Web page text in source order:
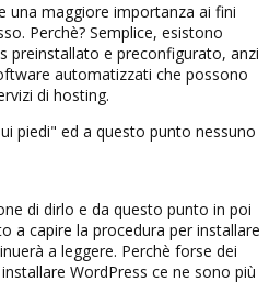
una maggiore importanza ai fini
Perchè? Semplice, esistono
preinstallato e preconfigurato, anzi
automatizzati che possono
di hosting.
piedi" ed a questo punto nessuno
di dirlo e da questo punto in poi
a capire la procedura per installare
a leggere. Perchè forse dei
WordPress ce ne sono più